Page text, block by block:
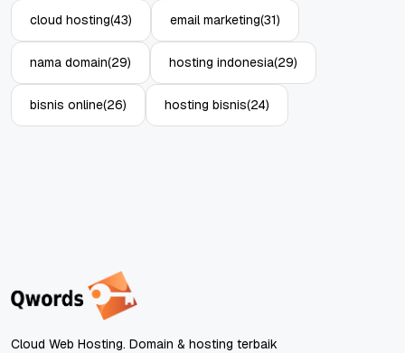
cloud hosting(43) email marketing(31)
nama domain(29) hosting indonesia(29)
bisnis online(26) hosting bisnis(24)
Cloud Web Hosting. Domain & hosting terbaik